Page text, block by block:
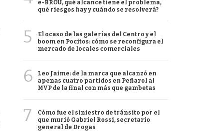
e-BROU, qué alcance tiene el problema,
qué riesgos hay y cuándo se resolverá?
5
El ocaso de las galerías del Centro y el
boom en Pocitos: cómo se reconfigura el
mercado de locales comerciales
6
Leo Jaime: de la marca que alcanzó en
apenas cuatro partidos en Peñarol al
MVP de la final con más que gambetas
7
Cómo fue el siniestro de tránsito por el
que murió Gabriel Rossi, secretario
general de Drogas